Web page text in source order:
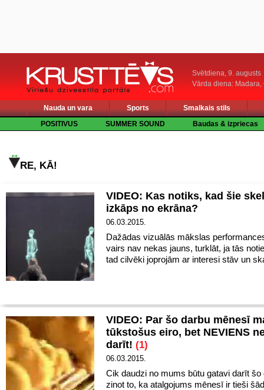
Svētdiena, 9. augusts
Vārda diena: Madara,
Nauda un vara Sports
Smalkais stils
POSITIVUS
SUMMER SOUND Baudas & izpriecas
RE, KĀ!
VIDEO: Kas notiks, kad šie
izkāps no ekrāna?
06.03.2015.
Dažādas vizuālās mākslas
vairs nav nekas jauns, turklāt, ja tās
tad cilvēki joprojām ar interesi stāv un
VIDEO: Par šo darbu mēnesī
tūkstošus eiro, bet NEVIENS
darīt! (1)
06.03.2015.
Cik daudzi no mums būtu gatavi darīt šo
zinot to, ka atalgojums mēnesī ir tieši